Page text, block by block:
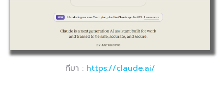
ทีมา : https://claude.ai/